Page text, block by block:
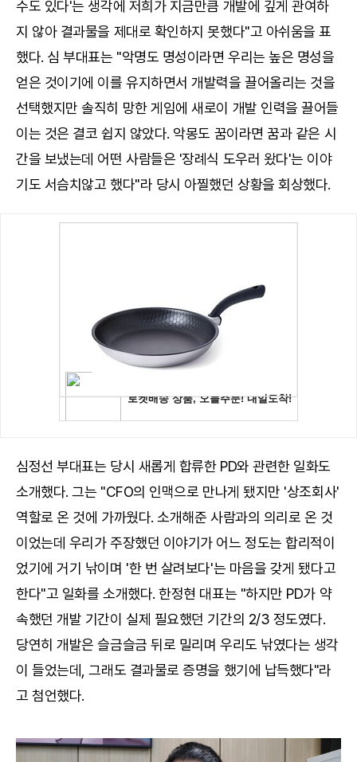
수도 있다'는 생각에 저희가 지금만큼 개발에 깊게 관여하
지 않아 결과물을 제대로 확인하지 못했다"고 아쉬움을 표
했다. 심 부대표는 "악명도 명성이라면 우리는 높은 명성을
얻은 것이기에 이를 유지하면서 개발력을 끌어올리는 것을
선택했지만 솔직히 망한 게임에 새로이 개발 인력을 끌어들
이는 것은 결코 쉽지 않았다. 악몽도 꿈이라면 꿈과 같은 시
간을 보냈는데 어떤 사람들은 '장례식 도우러 왔다'는 이야
기도 서슴치않고 했다"라 당시 아찔했던 상황을 회상했다.
심정선 부대표는 당시 새롭게 합류한 PD와 관련한 일화도
소개했다. 그는 "CFO의 인맥으로 만나게 됐지만 '상조회사'
역할로 온 것에 가까웠다. 소개해준 사람과의 의리로 온 것
이었는데 우리가 주장했던 이야기가 어느 정도는 합리적이
었기에 거기 낚이며 '한 번 살려보다'는 마음을 갖게 됐다고
한다"고 일화를 소개했다. 한정현 대표는 "하지만 PD가 약
속했던 개발 기간이 실제 필요했던 기간의 2/3 정도였다.
당연히 개발은 슬금슬금 뒤로 밀리며 우리도 낚였다는 생각
이 들었는데, 그래도 결과물로 증명을 했기에 납득했다"라
고 첨언했다.